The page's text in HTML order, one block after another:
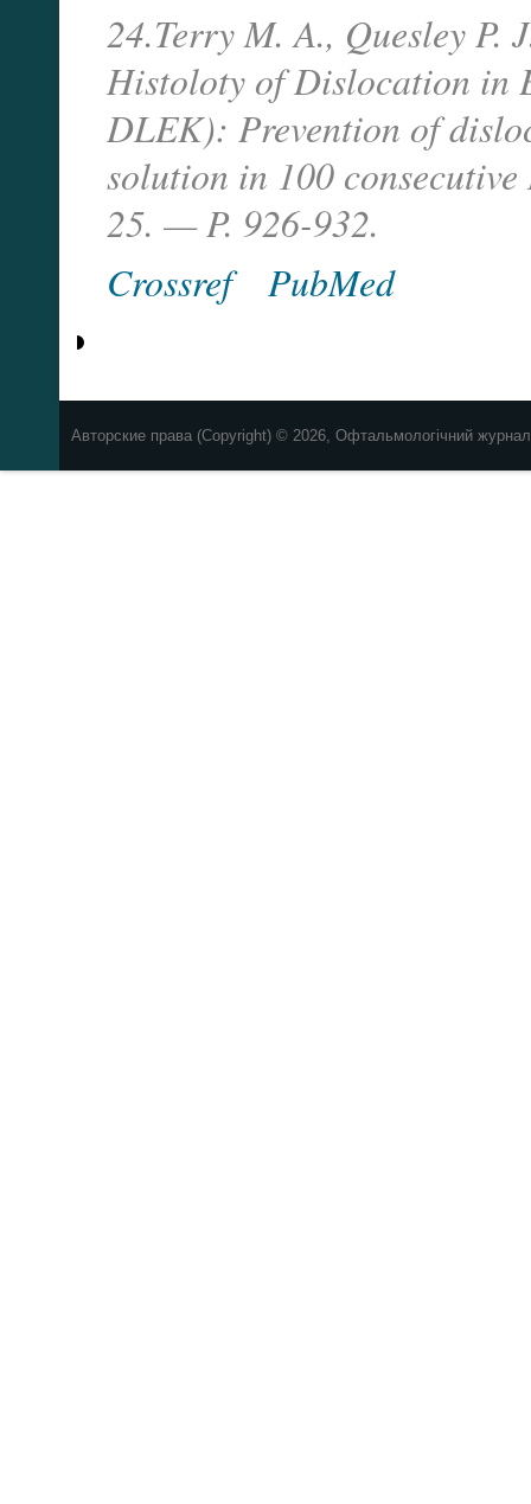
24.Terry M. A., Quesley P.
Histoloty of Dislocation in
DLEK): Prevention of
solution in 100
25. — P. 926-932.
Crossref
PubMed
Авторские права (Copyright) © 2026, Офтальмологічний